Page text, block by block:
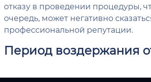
отказу в проведении процедуры,
очередь, может негативно
профессиональной репутации.
Период воздержания